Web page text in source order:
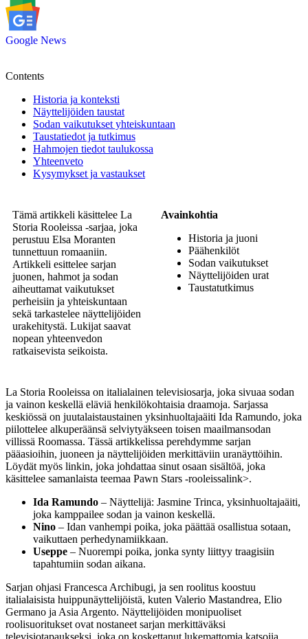
Google News
Contents
Historia ja konteksti
Näyttelijöiden taustat
Sodan vaikutukset yhteiskuntaan
Taustatiedot ja tutkimus
Hahmojen tiedot taulukossa
Yhteenveto
Kysymykset ja vastaukset
Tämä artikkeli käsittelee La
Storia Rooleissa -sarjaa, joka
perustuu Elsa Moranten
tunnettuun romaaniin.
Artikkeli esittelee sarjan
juonen, hahmot ja sodan
aiheuttamat vaikutukset
perheisiin ja yhteiskuntaan
sekä tarkastelee näyttelijöiden
urakehitystä. Lukijat saavat
nopean yhteenvedon
ratkaisevista seikoista.
Avainkohtia
Historia ja juoni
Päähenkilöt
Sodan vaikutukset
Näyttelijöiden urat
Taustatutkimus
La Storia Rooleissa on italialainen televisiosarja, joka sivuaa sodan
ja vainon keskellä eläviä henkilökohtaisia draamoja. Sarjassa
keskiössä on juutalaistaustainen yksinhuoltajaäiti Ida Ramundo, joka
piilottelee alkuperäänsä selviytyäkseen toisen maailmansodan
villissä Roomassa. Tässä artikkelissa perehdymme sarjan
pääasioihin, juoneen ja näyttelijöiden merkittäviin uranäyttöihin.
Löydät myös linkin, joka johdattaa sinut osaan sisältöä, joka
käsittelee samanlaista teemaa Pawn Stars -rooleissalink>.
Ida Ramundo – Näyttelijä: Jasmine Trinca, yksinhuoltajaäiti,
joka kamppailee sodan ja vainon keskellä.
Nino – Idan vanhempi poika, joka päättää osallistua sotaan,
vaikuttaen perhedynamiikkaan.
Useppe – Nuorempi poika, jonka synty liittyy traagisiin
tapahtumiin sodan aikana.
Sarjan ohjasi Francesca Archibugi, ja sen roolitus koostuu
italialaisista huippunäyttelijöistä, kuten Valerio Mastandrea, Elio
Germano ja Asia Argento. Näyttelijöiden monipuoliset
roolisuoritukset ovat nostaneet sarjan merkittäväksi
televisiotapaukseksi, joka on koskettanut lukemattomia katsojia.